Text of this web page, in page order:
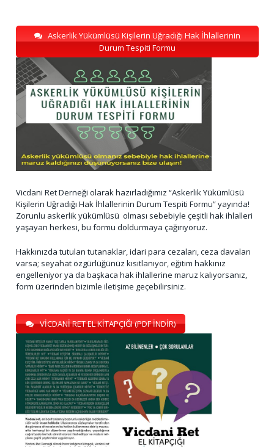
Askerlik Yükümlüsü Kişilerin Uğradığı Hak İhlallerinin
Durum Tespiti Formu
Vicdani Ret Derneği olarak hazırladığımız “Askerlik Yükümlüsü
Kişilerin Uğradığı Hak İhlallerinin Durum Tespiti Formu” yayında!
Zorunlu askerlik yükümlüsü olması sebebiyle çeşitli hak ihlalleri
yaşayan herkesi, bu formu doldurmaya çağırıyoruz.
Hakkınızda tutulan tutanaklar, idari para cezaları, ceza davaları
varsa; seyahat özgürlüğünüz kısıtlanıyor, eğitim hakkınız
engelleniyor ya da başkaca hak ihlallerine maruz kalıyorsanız,
form üzerinden bizimle iletişime geçebilirsiniz.
VİCDANİ RET EL KİTAPÇIĞI (PDF İNDİR)